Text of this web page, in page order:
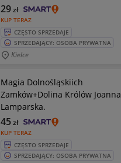
KUP TERAZ
29zł
CZĘSTO SPRZEDAJE
SPRZEDAJĄCY: OSOBA PRYWATNA
Kielce
Magia Dolnośląskiich
Zamków+Dolina Królów Joanna
Lamparska.
KUP TERAZ
45zł
CZĘSTO SPRZEDAJE
SPRZEDAJĄCY: OSOBA PRYWATNA